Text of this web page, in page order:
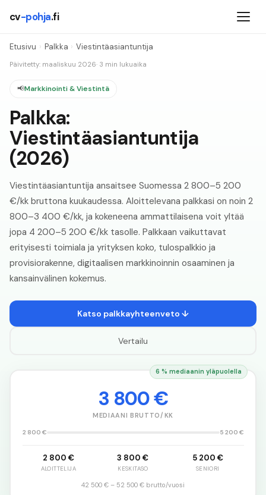
cv-pohja.fi
Etusivu › Palkka › Viestintäasiantuntija
Päivitetty: maaliskuu 2026· 3 min lukuaika
📢Markkinointi & Viestintä
Palkka:
Viestintäasiantuntija
(2026)
Viestintäasiantuntija ansaitsee Suomessa 2 800–5 200
€/kk bruttona kuukaudessa. Aloittelevana palkkasi on noin 2
800–3 400 €/kk, ja kokeneena ammattilaisena voit yltää
jopa 4 200–5 200 €/kk tasolle. Palkkaan vaikuttavat
erityisesti toimiala ja yrityksen koko, tulospalkkio ja
provisiorakenne, digitaalisen markkinoinnin osaaminen ja
kansainvälinen kokemus.
Katso palkkayhteenveto ↓
Vertailu
6 % mediaanin yläpuolella
3 800 €
MEDIAANI BRUTTO/KK
2 800 € 5 200 €
2 800 €
ALOITTELIJA
3 800 €
KESKITASO
5 200 €
SENIORI
42 500 € – 52 500 € brutto/vuosi